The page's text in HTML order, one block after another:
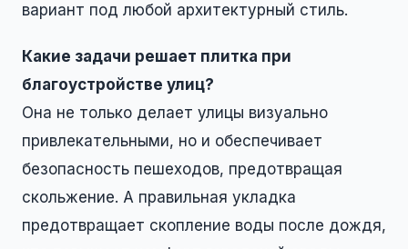
вариант под любой архитектурный стиль.
Какие задачи решает плитка при
благоустройстве улиц?
Она не только делает улицы визуально
привлекательными, но и обеспечивает
безопасность пешеходов, предотвращая
скольжение. А правильная укладка
предотвращает скопление воды после дождя,